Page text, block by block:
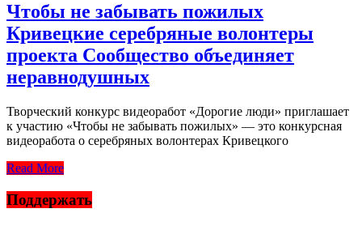
Чтобы не забывать пожилых
Кривецкие серебряные волонтеры
проекта Сообщество объединяет
неравнодушных
Творческий конкурс видеоработ «Дорогие люди» приглашает
к участию «Чтобы не забывать пожилых» — это конкурсная
видеоработа о серебряных волонтерах Кривецкого
Read More
Поддержать